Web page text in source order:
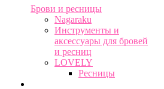
Брови и ресницы
Nagaraku
Инструменты и
аксессуары для бровей
и ресниц
LOVELY
Ресницы